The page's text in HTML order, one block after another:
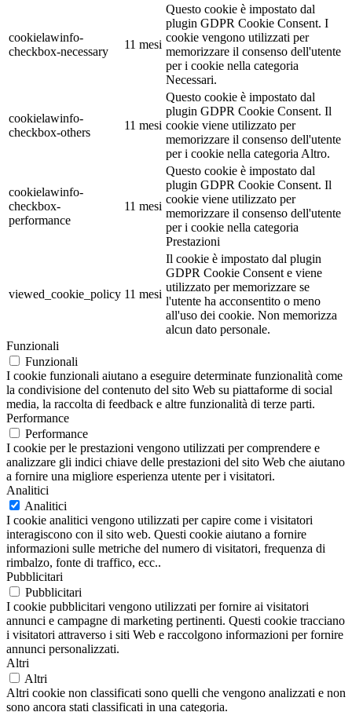
cookielawinfo-
checkbox-necessary
11 mesi
Questo cookie è impostato dal
plugin GDPR Cookie Consent. I
cookie vengono utilizzati per
memorizzare il consenso dell'utente
per i cookie nella categoria
Necessari.
cookielawinfo-
checkbox-others
11 mesi
Questo cookie è impostato dal
plugin GDPR Cookie Consent. Il
cookie viene utilizzato per
memorizzare il consenso dell'utente
per i cookie nella categoria Altro.
cookielawinfo-
checkbox-
performance
11 mesi
Questo cookie è impostato dal
plugin GDPR Cookie Consent. Il
cookie viene utilizzato per
memorizzare il consenso dell'utente
per i cookie nella categoria
Prestazioni
viewed_cookie_policy 11 mesi
Il cookie è impostato dal plugin
GDPR Cookie Consent e viene
utilizzato per memorizzare se
l'utente ha acconsentito o meno
all'uso dei cookie. Non memorizza
alcun dato personale.
Funzionali
Funzionali
I cookie funzionali aiutano a eseguire determinate funzionalità come
la condivisione del contenuto del sito Web su piattaforme di social
media, la raccolta di feedback e altre funzionalità di terze parti.
Performance
Performance
I cookie per le prestazioni vengono utilizzati per comprendere e
analizzare gli indici chiave delle prestazioni del sito Web che aiutano
a fornire una migliore esperienza utente per i visitatori.
Analitici
Analitici
I cookie analitici vengono utilizzati per capire come i visitatori
interagiscono con il sito web. Questi cookie aiutano a fornire
informazioni sulle metriche del numero di visitatori, frequenza di
rimbalzo, fonte di traffico, ecc..
Pubblicitari
Pubblicitari
I cookie pubblicitari vengono utilizzati per fornire ai visitatori
annunci e campagne di marketing pertinenti. Questi cookie tracciano
i visitatori attraverso i siti Web e raccolgono informazioni per fornire
annunci personalizzati.
Altri
Altri
Altri cookie non classificati sono quelli che vengono analizzati e non
sono ancora stati classificati in una categoria.